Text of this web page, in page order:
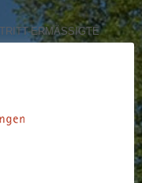
ERMÄSSIGTE
Share